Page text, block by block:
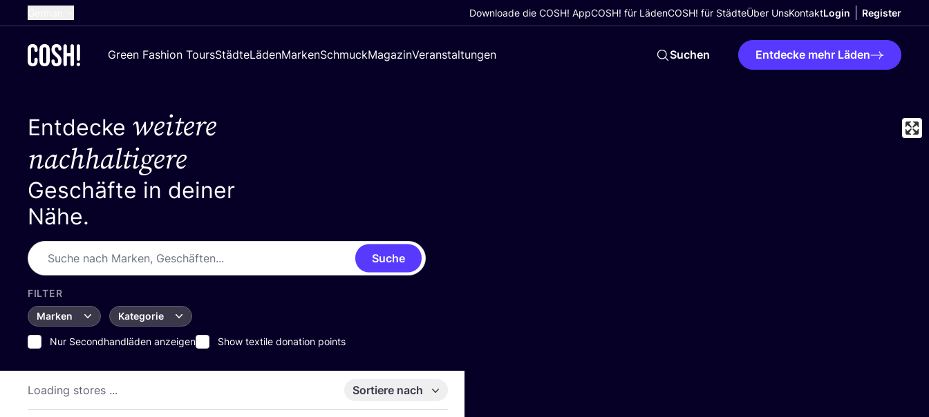
Dutch
Spanish
Downloade die COSH! AppCOSH! für LädenCOSH! für StädteÜber UnsKontaktLogin Register
Green Fashion ToursStädteLädenMarkenSchmuckMagazinVeranstaltungen Suchen Entdecke mehr Läden
Entdecke weitere
nachhaltigere
Geschäfte in deiner
Nähe.
Suche
FILTER
Marken
Kategorie
Nur Secondhandläden anzeigen Show textile donation points
Loading stores ... Sortiere nach